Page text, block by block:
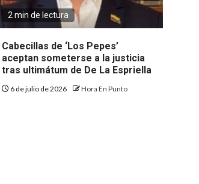
2 min de lectura
Cabecillas de ‘Los Pepes’
aceptan someterse a la justicia
tras ultimátum de De La Espriella
6 de julio de 2026 Hora En Punto